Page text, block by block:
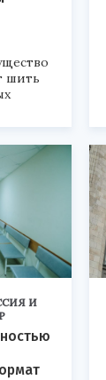
шить
И